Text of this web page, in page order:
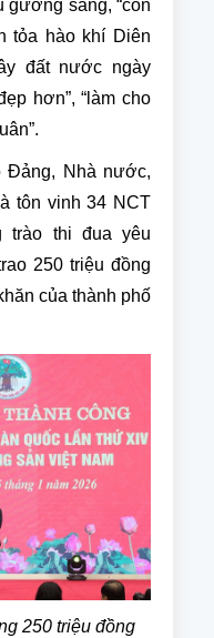
gương sáng, “còn
tỏa hào khí Diên
đất nước ngày
hơn”, “làm cho
Đảng, Nhà nước,
tôn vinh 34 NCT
trào thi đua yêu
250 triệu đồng
của thành phố
250 triệu đồng